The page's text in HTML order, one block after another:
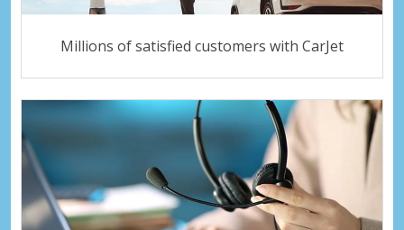
Millions of satisfied customers with CarJet